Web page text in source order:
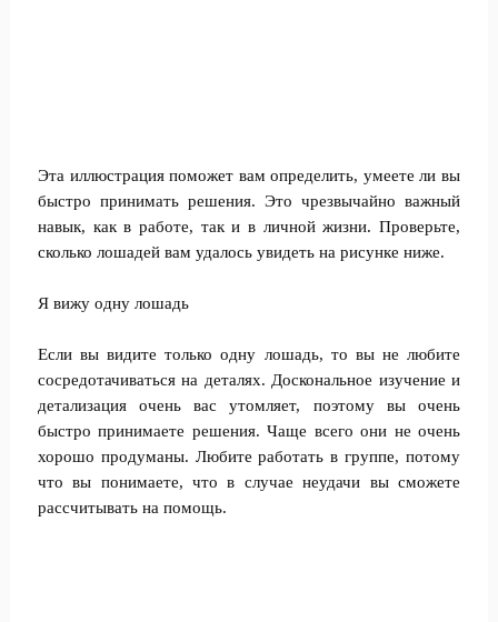
Эта иллюстрация поможет вам определить, умеете ли вы
быстро принимать решения. Это чрезвычайно важный
навык, как в работе, так и в личной жизни. Проверьте,
сколько лошадей вам удалось увидеть на рисунке ниже.
Я вижу одну лошадь
Если вы видите только одну лошадь, то вы не любите
сосредотачиваться на деталях. Доскональное изучение и
детализация очень вас утомляет, поэтому вы очень
быстро принимаете решения. Чаще всего они не очень
хорошо продуманы. Любите работать в группе, потому
что вы понимаете, что в случае неудачи вы сможете
рассчитывать на помощь.